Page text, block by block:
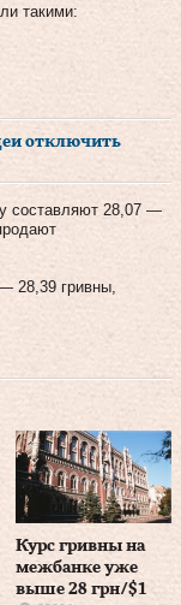
такими:
отключить
составляют 28,07 —
28,39 гривны,
Курс гривны на
межбанке уже
выше 28 грн/$1